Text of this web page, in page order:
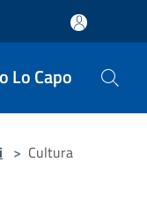
Lo Capo
> Cultura